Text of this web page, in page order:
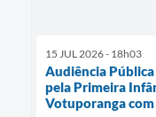
15 JUL 2026 - 18h03
Audiência
pela Primeira
Votuporanga